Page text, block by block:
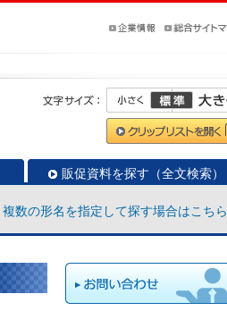
販促資料を探す（全文検索）
複数の形名を指定して探す場合はこちら